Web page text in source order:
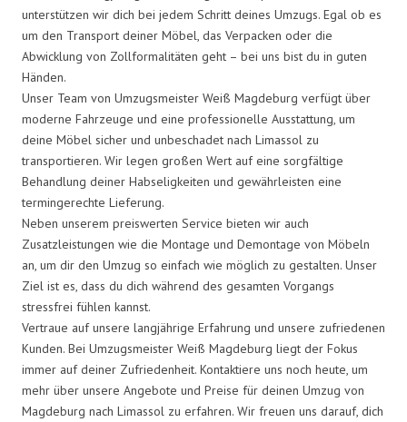
unterstützen wir dich bei jedem Schritt deines Umzugs. Egal ob es
um den Transport deiner Möbel, das Verpacken oder die
Abwicklung von Zollformalitäten geht – bei uns bist du in guten
Händen.
Unser Team von Umzugsmeister Weiß Magdeburg verfügt über
moderne Fahrzeuge und eine professionelle Ausstattung, um
deine Möbel sicher und unbeschadet nach Limassol zu
transportieren. Wir legen großen Wert auf eine sorgfältige
Behandlung deiner Habseligkeiten und gewährleisten eine
termingerechte Lieferung.
Neben unserem preiswerten Service bieten wir auch
Zusatzleistungen wie die Montage und Demontage von Möbeln
an, um dir den Umzug so einfach wie möglich zu gestalten. Unser
Ziel ist es, dass du dich während des gesamten Vorgangs
stressfrei fühlen kannst.
Vertraue auf unsere langjährige Erfahrung und unsere zufriedenen
Kunden. Bei Umzugsmeister Weiß Magdeburg liegt der Fokus
immer auf deiner Zufriedenheit. Kontaktiere uns noch heute, um
mehr über unsere Angebote und Preise für deinen Umzug von
Magdeburg nach Limassol zu erfahren. Wir freuen uns darauf, dich